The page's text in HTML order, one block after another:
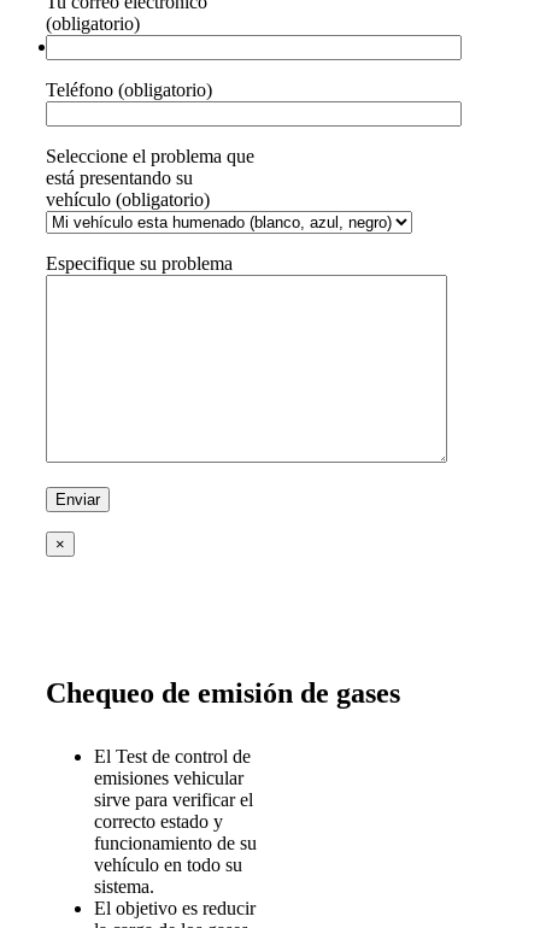
(obligatorio)
Teléfono (obligatorio)
Seleccione el problema que
está presentando su
vehículo (obligatorio)
Especifique su problema
×
Chequeo de emisión de gases
El Test de control de
emisiones vehicular
sirve para verificar el
correcto estado y
funcionamiento de su
vehículo en todo su
sistema.
El objetivo es reducir